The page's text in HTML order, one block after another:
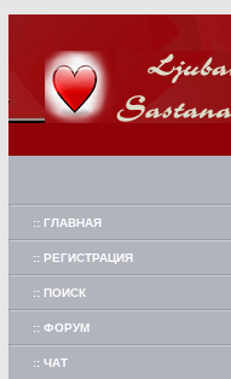
:: ГЛАВНАЯ
:: РЕГИСТРАЦИЯ
:: ПОИСК
:: ФОРУМ
:: ЧАТ